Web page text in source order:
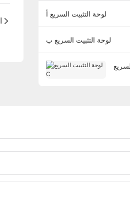
لوحة التثبيت السريع أ
لوحة التثبيت السريع ب